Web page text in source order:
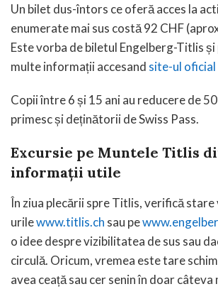
Un bilet dus-întors ce oferă acces la
enumerate mai sus costă 92 CHF
Este vorba de biletul Engelberg-Titlis
multe informații accesand site-ul
Copii între 6 și 15 ani au reducere de
primesc și deținătorii de Swiss Pass.
Excursie pe Muntele Titlis
informații utile
În ziua plecării spre Titlis, verifică stare
urilewww.titlis.ch sau pe
o idee despre vizibilitatea de sus sau
circulă. Oricum, vremea este tare
avea ceață sau cer senin în doar